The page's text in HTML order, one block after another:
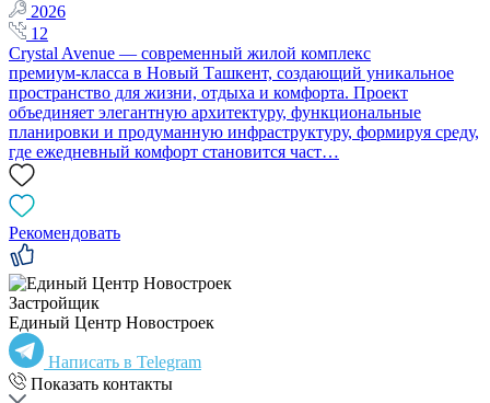
2026
12
Crystal Avenue — современный жилой комплекс
премиум‑класса в Новый Ташкент, создающий уникальное
пространство для жизни, отдыха и комфорта. Проект
объединяет элегантную архитектуру, функциональные
планировки и продуманную инфраструктуру, формируя среду,
где ежедневный комфорт становится част…
Рекомендовать
Застройщик
Единый Центр Новостроек
Написать в Telegram
Показать контакты